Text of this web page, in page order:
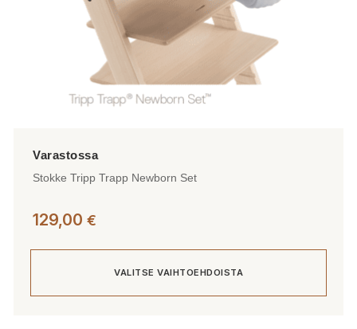
Stokke Tripp Trapp Newborn Set
129,00 €
VALITSE VAIHTOEHDOISTA